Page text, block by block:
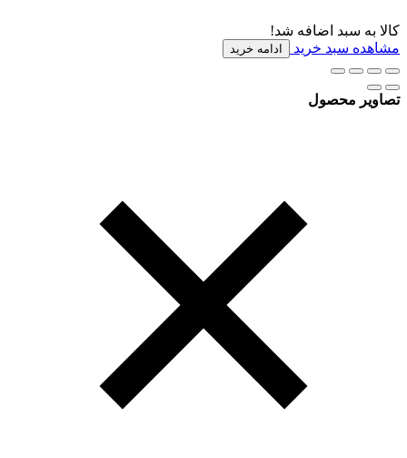
کالا به سبد اضافه شد!
مشاهده سبد خرید
ادامه خرید
تصاویر محصول